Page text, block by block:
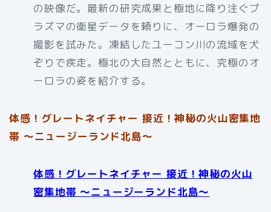
の映像だ。最新の研究成果と極地に降り注ぐプ
ラズマの衛星データを頼りに、オーロラ爆発の
撮影を試みた。凍結したユーコン川の流域を犬
ぞりで疾走。極北の大自然とともに、究極のオ
ーロラの姿を紹介する。
体感！グレートネイチャー 接近！神秘の火山密集地
帯 〜ニュージーランド北島〜
体感！グレートネイチャー 接近！神秘の火山
密集地帯 〜ニュージーランド北島〜